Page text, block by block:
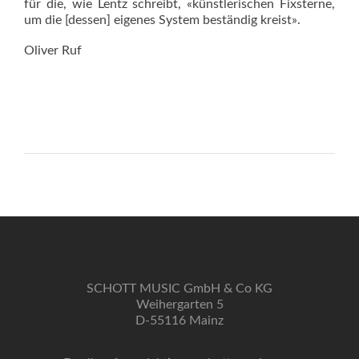
für die, wie Lentz schreibt, «künstlerischen Fixsterne,
um die [dessen] eigenes System beständig kreist».
Oliver Ruf
SCHOTT MUSIC GmbH & Co KG
Weihergarten 5
D-55116 Mainz